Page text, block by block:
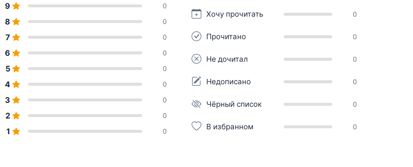
9 0
8 0
7 0
6 0
5 0
4 0
3 0
2 0
1 0
Хочу прочитать 0
Прочитано 0
Не дочитал 0
Недописано 0
Чёрный список 0
В избранном 0